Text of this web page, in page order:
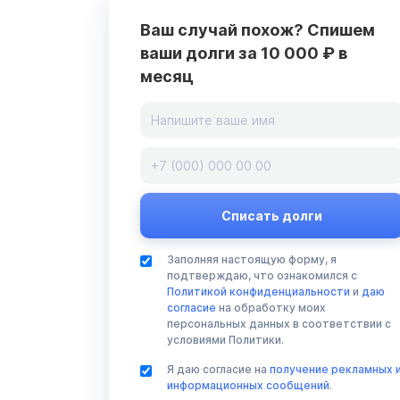
Ваш случай похож? Спишем
ваши долги за 10 000 ₽ в
месяц
Заполняя настоящую форму, я
подтверждаю, что ознакомился с
Политикой конфиденциальности и даю
согласие на обработку моих
персональных данных в соответствии с
условиями Политики.
Я даю согласие на получение рекламных
информационных сообщений.